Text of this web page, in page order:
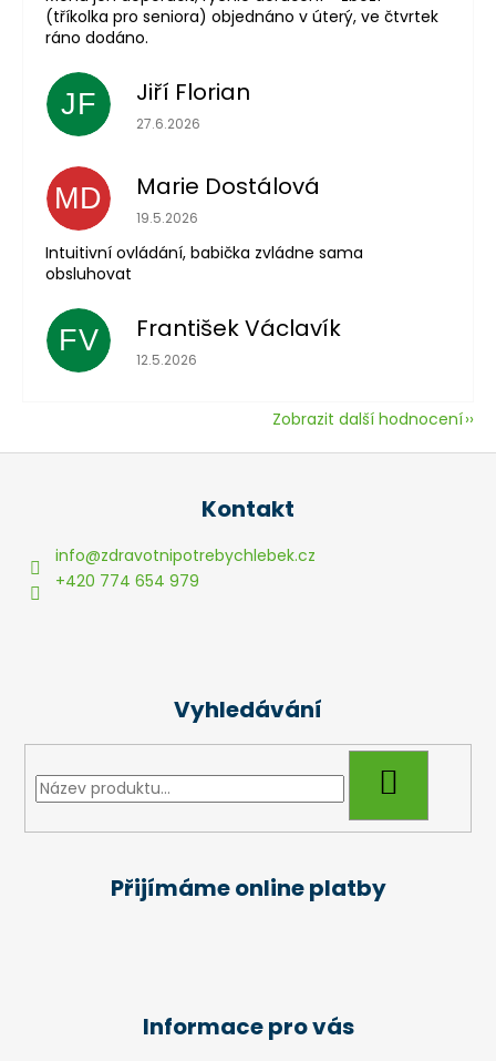
(tříkolka pro seniora) objednáno v úterý, ve čtvrtek
ráno dodáno.
JF Jiří Florian
Hodnocení obchodu je 5 z 5 hvězdiček.
27.6.2026
MD Marie Dostálová
Hodnocení obchodu je 5 z 5 hvězdiček.
19.5.2026
Intuitivní ovládání, babička zvládne sama
obsluhovat
FV František Václavík
Hodnocení obchodu je 5 z 5 hvězdiček.
12.5.2026
Zobrazit další hodnocení
Kontakt
info@zdravotnipotrebychlebek.cz
+420 774 654 979
Vyhledávání
Přijímáme online platby
Informace pro vás